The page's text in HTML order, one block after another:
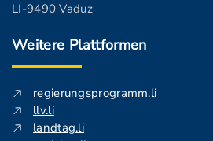
LI-9490 Vaduz
Weitere Plattformen
regierungsprogramm.li
llv.li
landtag.li